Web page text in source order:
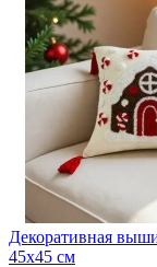
Декоративная
45х45 см